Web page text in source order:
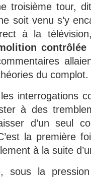
troisième tour,
soit venu s’y
à la
contrôlée
du complot.
interrogations
à des
d’un seul
la première
à la suite
sous la